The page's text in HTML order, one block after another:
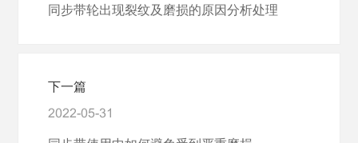
同步带轮出现裂纹及磨损的原因分析处理
下一篇
2022-05-31